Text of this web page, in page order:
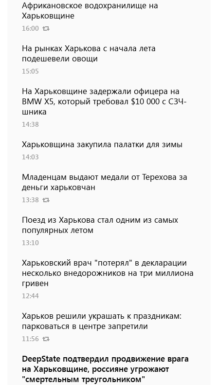
Африкановское водохранилище на
Харьковщине
16:00
На рынках Харькова с начала лета
подешевели овощи
15:05
На Харьковщине задержали офицера на
BMW Х5, который требовал $10 000 с СЗЧ-
шника
14:38
Харьковщина закупила палатки для зимы
14:03
Младенцам выдают медали от Терехова за
деньги харьковчан
13:38
Поезд из Харькова стал одним из самых
популярных летом
13:10
Харьковский врач "потерял" в декларации
несколько внедорожников на три миллиона
гривен
12:44
Харьков решили украшать к праздникам:
парковаться в центре запретили
11:56
DeepState подтвердил продвижение врага
на Харьковщине, россияне угрожают
"смертельным треугольником"